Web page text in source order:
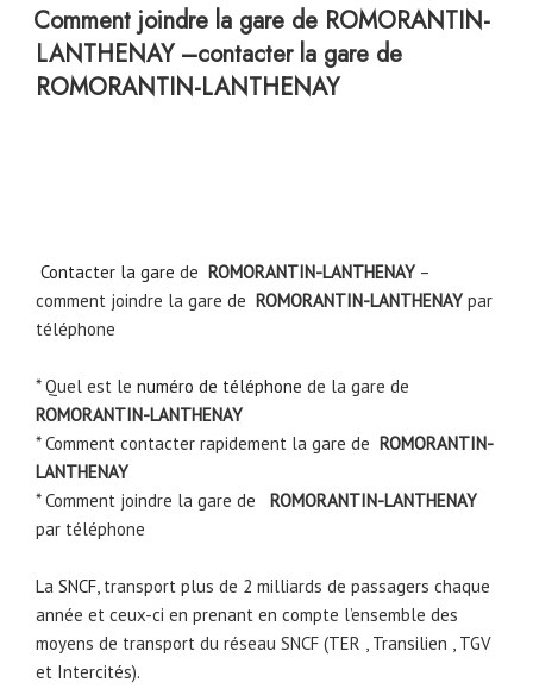
LE
Comment joindre la gare de ROMORANTIN-
LANTHENAY –contacter la gare de
ROMORANTIN-LANTHENAY
Contacter la gare de ROMORANTIN-LANTHENAY –
comment joindre la gare de ROMORANTIN-LANTHENAY par
téléphone
* Quel est le numéro de téléphone de la gare de
ROMORANTIN-LANTHENAY
* Comment contacter rapidement la gare de ROMORANTIN-
LANTHENAY
* Comment joindre la gare de
ROMORANTIN-LANTHENAY
par téléphone
La SNCF, transport plus de 2 milliards de passagers chaque
année et ceux-ci en prenant en compte l’ensemble des
moyens de transport du réseau SNCF (TER , Transilien , TGV
et Intercités).